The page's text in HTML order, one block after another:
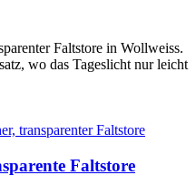
Faltstore in Wollweiss.
wo das Tageslicht nur leicht
Faltstore